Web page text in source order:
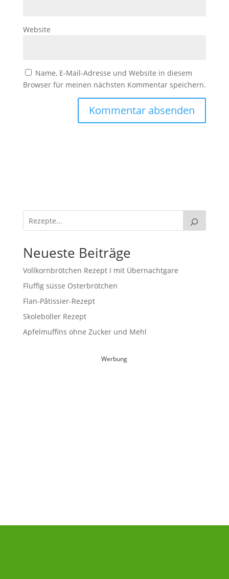
Website
Name, E-Mail-Adresse und Website in diesem
Browser für meinen nächsten Kommentar speichern.
Neueste Beiträge
Vollkornbrötchen Rezept I mit Übernachtgare
Fluffig süsse Osterbrötchen
Flan-Pâtissier-Rezept
Skoleboller Rezept
Apfelmuffins ohne Zucker und Mehl
Werbung